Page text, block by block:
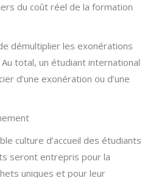
du coût réel de la formation
démultiplier les exonérations
total, un étudiant international
d’une exonération ou d’une
culture d’accueil des étudiants
seront entrepris pour la
uniques et pour leur